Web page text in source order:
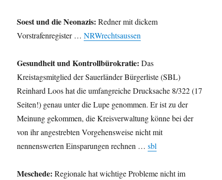
Soest und die Neonazis: Redner mit dickem
Vorstrafenregister …NRWrechtsaussen
Gesundheit und Kontrollbürokratie: Das
Kreistagsmitglied der Sauerländer Bürgerliste (SBL)
Reinhard Loos hat die umfangreiche Drucksache 8/322 (17
Seiten!) genau unter die Lupe genommen. Er ist zu der
Meinung gekommen, die Kreisverwaltung könne bei der
von ihr angestrebten Vorgehensweise nicht mit
nennenswerten Einsparungen rechnen …sbl
Meschede: Regionale hat wichtige Probleme nicht im